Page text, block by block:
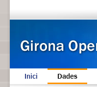
Inici Dades